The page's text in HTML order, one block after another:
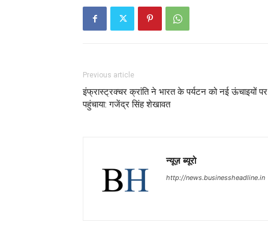
Previous article
इंफ्रास्ट्रक्चर क्रांति ने भारत के पर्यटन को नई ऊंचाइयों पर
पहुंचाया: गजेंद्र सिंह शेखावत
न्यूज़ ब्यूरो
http://news.businessheadline.in